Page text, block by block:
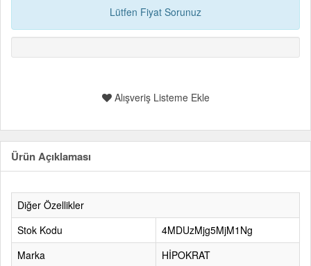
Lütfen Fiyat Sorunuz
Alışveriş Listeme Ekle
Ürün Açıklaması
Diğer Özellikler
Stok Kodu
4MDUzMjg5MjM1Ng
Marka
HİPOKRAT